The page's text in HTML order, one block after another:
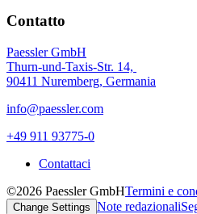
Contatto
Paessler GmbH
Thurn-und-Taxis-Str. 14,
90411 Nuremberg, Germania
info@paessler.com
+49 911 93775-0
Contattaci
©2026 Paessler GmbHTermini e
Change Settings Note redazionali